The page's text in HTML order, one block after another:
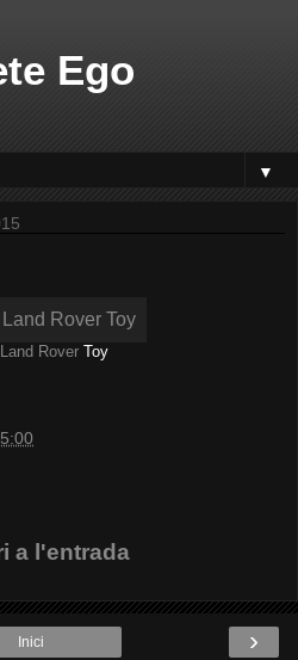
Ego
▼
Land Rover Toy
a l'entrada
›
Inici